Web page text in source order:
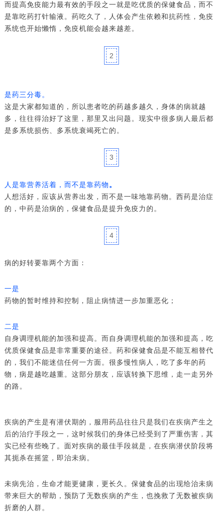
而提高免疫能力最有效的手段之一就是吃优质的保健食品，而不
是靠吃药打针输液。药吃久了，人体会产生依赖和抗药性，免疫
系统也开始懒惰，免疫机能会越来越差。
2
是药三分毒。
这是大家都知道的，所以患者吃的药越多越久，身体的病就越
多，往往得治好了这里，那里又出问题。现实中很多病人最后都
是多系统损伤、多系统衰竭死亡的。
3
人是靠营养活着，而不是靠药物。
人想活好，应该从营养出发，而不是一味地靠药物。西药是治症
的，中药是治病的，保健食品是提升免疫力的。
4
病的好转要靠两个方面：
一是
药物的暂时维持和控制，阻止病情进一步加重恶化；
二是
自身调理机能的加强和提高。而自身调理机能的加强和提高，吃
优质保健食品是非常重要的途径。药和保健食品是不能互相替代
的，我们不能迷信任何一方面。很多慢性病人，吃了多年的药
物，病是越吃越重。这部分朋友，应该转换下思维，走一走另外
的路。
疾病的产生是有潜伏期的，服用药品往往只是我们在疾病产生之
后的治疗手段之一，这时候我们的身体已经受到了严重伤害，其
实已经有些晚了。面对疾病的最佳手段就是，在疾病潜伏阶段将
其扼杀在摇篮，即治未病。
未病先治，生命才能更健康，更长久。保健食品的出现给治未病
带来巨大的帮助，预防了无数疾病的产生，也挽救了无数被疾病
折磨的人群。